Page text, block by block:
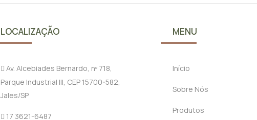
LOCALIZAÇÃO
Av. Alcebiades Bernardo, nº 718,
Parque Industrial III, CEP 15700-582,
Jales/SP
17 3621-6487
MENU
Início
Sobre Nós
Produtos